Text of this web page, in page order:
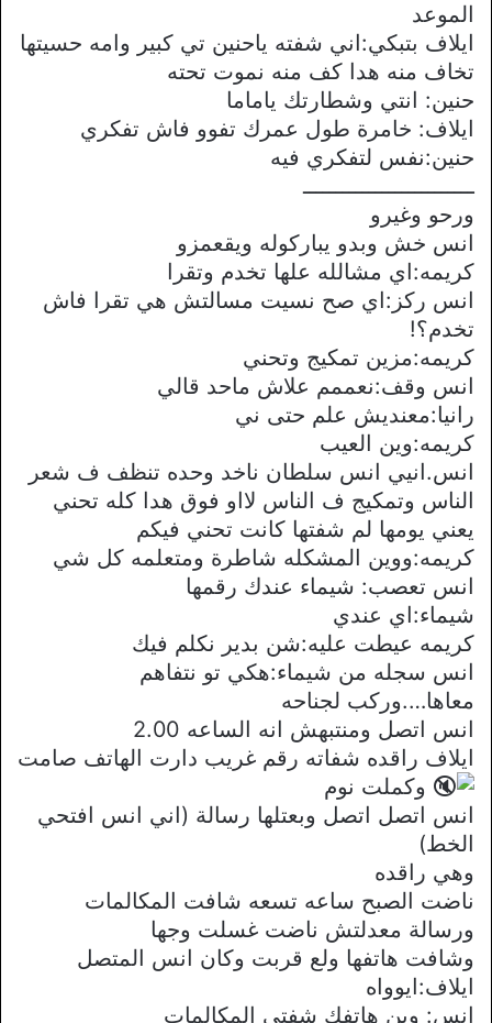
الموعد
ايلاف بتبكي:اني شفته ياحنين تي كبير وامه حسيتها
تخاف منه هدا كف منه نموت تحته
حنين: انتي وشطارتك ياماما
ايلاف: خامرة طول عمرك تفوو فاش تفكري
حنين:نفس لتفكري فيه
ــــــــــــــــــــــــــ
ورحو وغيرو
انس خش وبدو يباركوله ويقعمزو
كريمه:اي مشالله علها تخدم وتقرا
انس ركز:اي صح نسيت مسالتش هي تقرا فاش
تخدم؟!
كريمه:مزين تمكيج وتحني
انس وقف:نعممم علاش ماحد قالي
رانيا:معنديش علم حتى ني
كريمه:وين العيب
انس.انيي انس سلطان ناخد وحده تنظف ف شعر
الناس وتمكيج ف الناس لااو فوق هدا كله تحني
يعني يومها لم شفتها كانت تحني فيكم
كريمه:ووين المشكله شاطرة ومتعلمه كل شي
انس تعصب: شيماء عندك رقمها
شيماء:اي عندي
كريمه عيطت عليه:شن بدير نكلم فيك
انس سجله من شيماء:هكي تو نتفاهم
معاها….وركب لجناحه
انس اتصل ومنتبهش انه الساعه 2.00
ايلاف راقده شفاته رقم غريب دارت الهاتف صامت
وكملت نوم
انس اتصل اتصل وبعتلها رسالة (اني انس افتحي
الخط)
وهي راقده
ناضت الصبح ساعه تسعه شافت المكالمات
ورسالة معدلتش ناضت غسلت وجها
وشافت هاتفها ولع قربت وكان انس المتصل
ايلاف:ايوواه
انس: وين هاتفك شفتي المكالمات